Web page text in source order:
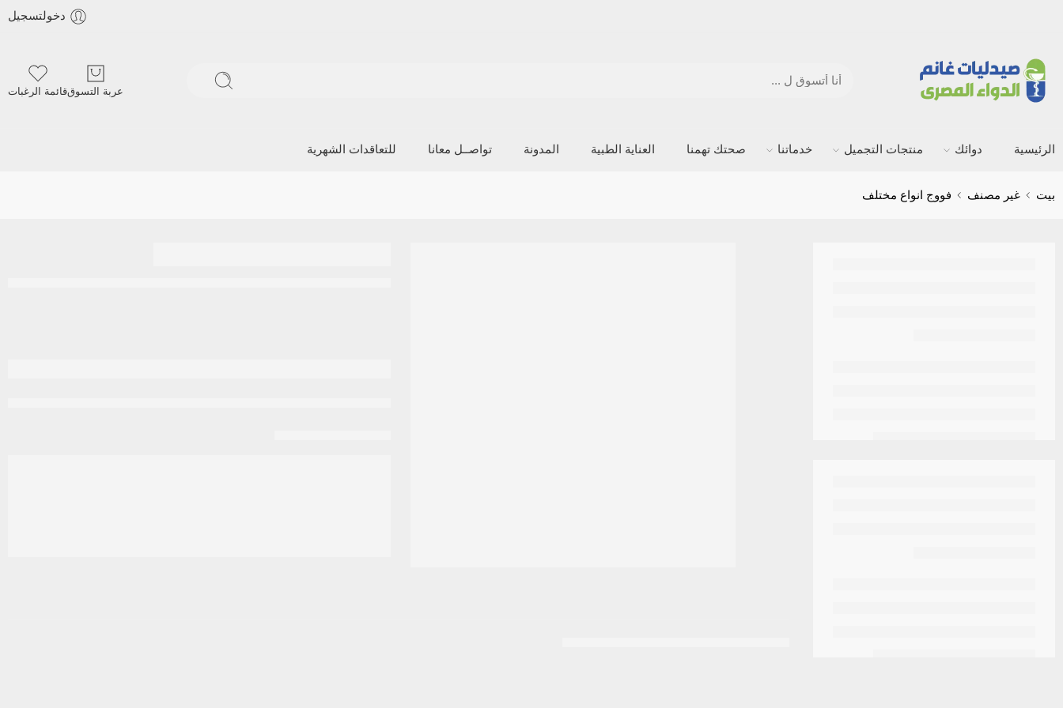
دخولتسجيل
عربة التسوققائمة الرغبات
الرئيسية دوائك منتجات التجميل خدماتنا صحتك تهمنا العناية الطبية المدونة تواصــل معانا للتعاقدات الشهرية
بيت غير مصنف فووج انواع مختلف